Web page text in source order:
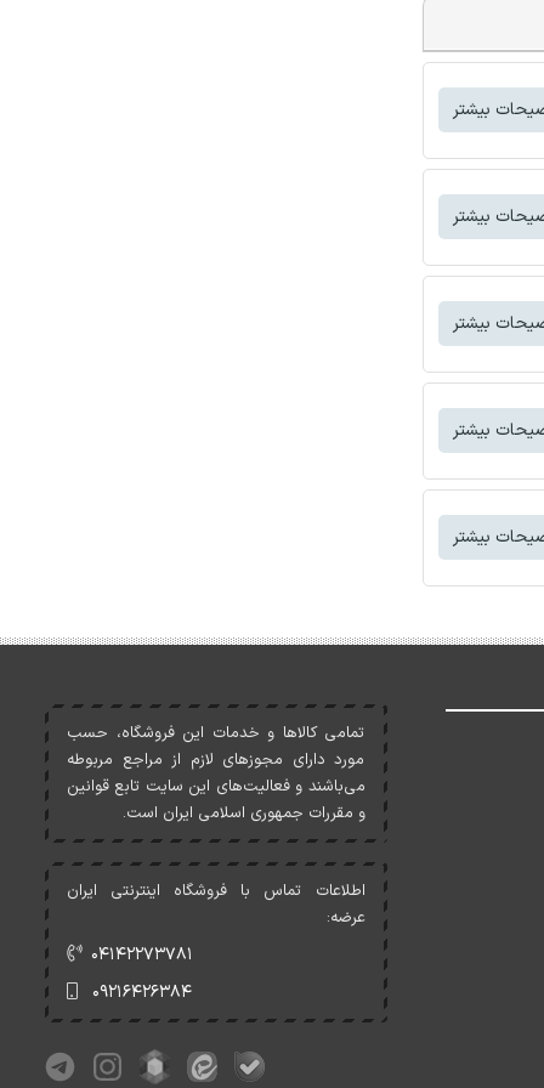
بیشتر
بیشتر
بیشتر
بیشتر
بیشتر
تمامی کالاها و خدمات اين فروشگاه، حسب
مورد دارای مجوزهای لازم از مراجع مربوطه
می‌باشند و فعاليت‌های اين سايت تابع قوانين
و مقررات جمهوری اسلامی ايران است.
اطلاعات تماس با فروشگاه اینترنتی ایران
عرضه:
۰۴۱۴۲۲۷۳۷۸۱
۰۹۲۱۶۴۲۶۳۸۴